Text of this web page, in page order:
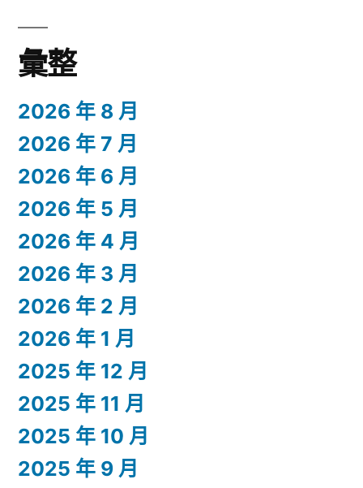
彙整
2026 年 8 月
2026 年 7 月
2026 年 6 月
2026 年 5 月
2026 年 4 月
2026 年 3 月
2026 年 2 月
2026 年 1 月
2025 年 12 月
2025 年 11 月
2025 年 10 月
2025 年 9 月